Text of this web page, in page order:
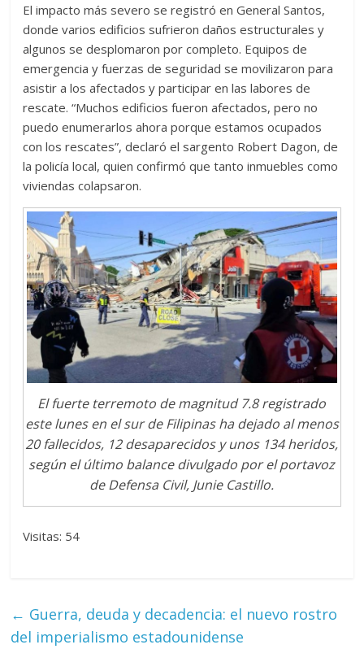
El impacto más severo se registró en General Santos,
donde varios edificios sufrieron daños estructurales y
algunos se desplomaron por completo. Equipos de
emergencia y fuerzas de seguridad se movilizaron para
asistir a los afectados y participar en las labores de
rescate. “Muchos edificios fueron afectados, pero no
puedo enumerarlos ahora porque estamos ocupados
con los rescates”, declaró el sargento Robert Dagon, de
la policía local, quien confirmó que tanto inmuebles como
viviendas colapsaron.
El fuerte terremoto de magnitud 7.8 registrado
este lunes en el sur de Filipinas ha dejado al menos
20 fallecidos, 12 desaparecidos y unos 134 heridos,
según el último balance divulgado por el portavoz
de Defensa Civil, Junie Castillo.
Visitas: 54
← Guerra, deuda y decadencia: el nuevo rostro
del imperialismo estadounidense